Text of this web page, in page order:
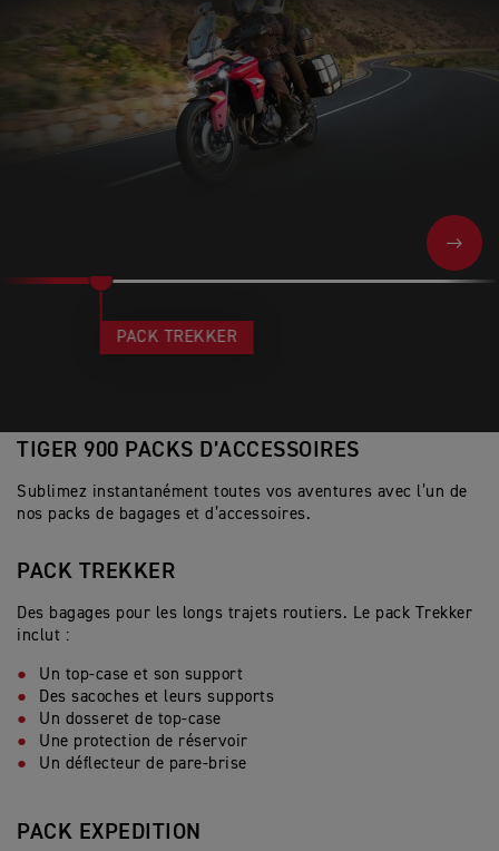
NEXT
PACK TREKKER
TIGER 900 PACKS D’ACCESSOIRES
Sublimez instantanément toutes vos aventures avec l’un de
nos packs de bagages et d’accessoires.
PACK TREKKER
Des bagages pour les longs trajets routiers. Le pack Trekker
inclut :
Un top-case et son support
Des sacoches et leurs supports
Un dosseret de top-case
Une protection de réservoir
Un déflecteur de pare-brise
PACK EXPEDITION